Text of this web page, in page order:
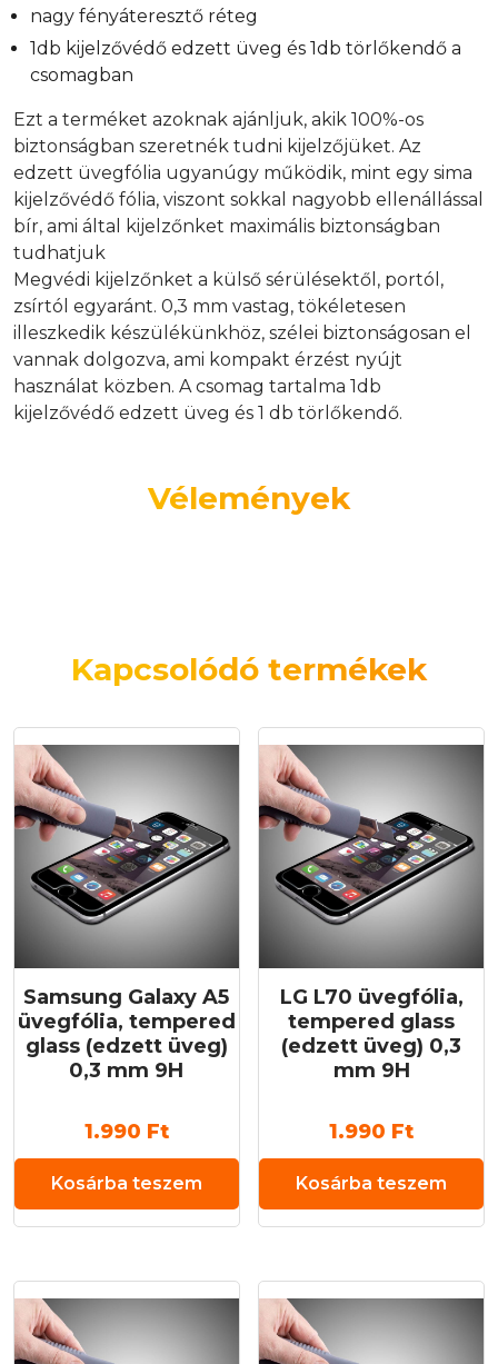
nagy fényáteresztő réteg
1db kijelzővédő edzett üveg és 1db törlőkendő a
csomagban
Ezt a terméket azoknak ajánljuk, akik 100%-os
biztonságban szeretnék tudni kijelzőjüket. Az
edzett üvegfólia ugyanúgy működik, mint egy sima
kijelzővédő fólia, viszont sokkal nagyobb ellenállással
bír, ami által kijelzőnket maximális biztonságban
tudhatjuk
Megvédi kijelzőnket a külső sérülésektől, portól,
zsírtól egyaránt. 0,3 mm vastag, tökéletesen
illeszkedik készülékünkhöz, szélei biztonságosan el
vannak dolgozva, ami kompakt érzést nyújt
használat közben. A csomag tartalma 1db
kijelzővédő edzett üveg és 1 db törlőkendő.
Vélemények
Kapcsolódó termékek
Samsung Galaxy A5
üvegfólia, tempered
glass (edzett üveg)
0,3 mm 9H
1.990 Ft
Kosárba teszem
LG L70 üvegfólia,
tempered glass
(edzett üveg) 0,3
mm 9H
1.990 Ft
Kosárba teszem